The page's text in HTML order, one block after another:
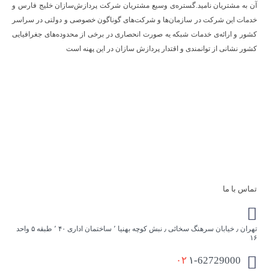
آن به مشتریان نامید.گستره‌ی وسیع مشتریان شرکت پردازش‌سازان خلیج فارس و
خدمات این شرکت در سازمان‌ها و شرکت‌های گوناگون خصوصی و دولتی در سراسر
کشور و ارائه‌ی خدمات شبکه یه صورت انحصاری در برخی از محدوده‌های جغرافیایی
کشور نشانی از توانمندی و اقتدار پردازش سازان در این پهنه است
تماس با ما
تهران ٫ خیابان سرهنگ سخائی ٫ نبش کوچه بهنیا ٬ ساختمان اداری ۴۰ ٬ طبقه ۵ واحد
۱۶
۰۲ ۱-62729000